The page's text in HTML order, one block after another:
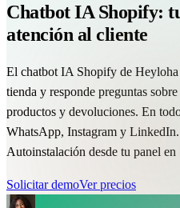
Chatbot IA Shopify:
atención al cliente
El chatbot IA Shopify de Heyloha
tienda y responde preguntas
productos y devoluciones. En
WhatsApp, Instagram y
Autoinstalación desde tu panel en
Solicitar demoVer precios